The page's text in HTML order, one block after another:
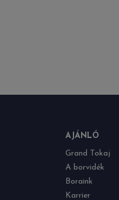
AJÁNLÓ
Grand Tokaj
A borvidék
Boraink
Karrier